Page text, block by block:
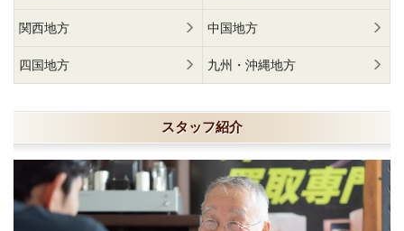
関西地方 中国地方
四国地方 九州・沖縄地方
スタッフ紹介